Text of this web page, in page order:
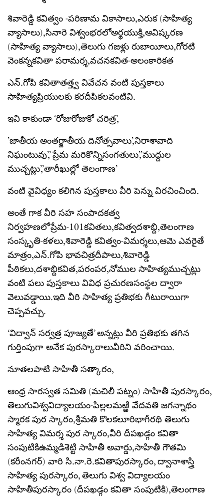
శివారెడ్డి కవిత్వం -పరిణామ వికాసాలు,ఎరుక (సాహిత్య
వ్యాసాలు),సినారె విశ్వంభరలోఅర్థయుక్తి,ఆవిష్కరణ
(సాహిత్య వ్యాసాలు),తెలుగు గజళ్లు రుబాయీలు,గోరటి
వెంకన్నకవితా పరామర్శ,వచనకవిత-అలంకారికత
ఎన్.గోపి కవితాతత్త్వ వివేచన వంటి పుస్తకాలు
సాహిత్యప్రియులకు కరదీపికలవంటివి.
ఇవి కాకుండా ‘రోజురోజుకో చరిత్ర’,
’జాతీయ అంతర్జాతీయ దినోత్సవాలు’,నిరాశావాది
నిఘంటువు’,’ ప్రేమ మరికొన్నిసంగతులు’,’ముద్దుల
ముచ్చట్లు’,’తారీఖుల్లో తెలంగాణ’
వంటి వైవిధ్యం కలిగిన పుస్తకాలు వీరి పెన్ను విరచించింది.
అంతే గాక వీరి సహ సంపాదకత్వ
నిర్వహణలోప్రేమ-101కవితలు,కవిత్వదశాబ్ది,తెలంగాణ
సంస్కృతి-కళలు,శివారెడ్డి కవిత్వం-విమర్శలు,ఆమె ఎవరైతే
మాత్రం,ఎన్.గోపి భావచిత్రదీపాలు,శివారెడ్డి
పీఠికలు,దశాబ్దికవిత,పరంపర,నోముల సాహిత్యముచ్చట్లు
వంటి పలు పుస్తకాలు వివిధ ప్రచురణసంస్థల ద్వారా
వెలువడ్డాయి.ఇది వీరి సాహిత్య ప్రతిభకు గీటురాయిగా
చెప్పవచ్చు.
‘విద్వాన్ సర్వత్ర పూజ్యతే’ అన్నట్లు వీరి ప్రతిభకు తగిన
గుర్తింపుగా అనేక పురస్కారాలువీరిని వరించాయి.
నూతలపాటి సాహితీ సత్కారం,
ఆంధ్ర సారస్వత సమితి (మచిలీ పట్నం) సాహితీ పురస్కారం,
తెలుగువిశ్వవిద్యాలయం-పిల్లలమఱ్ఱి వేదవతి జగన్నాథం
స్మారక పుర స్కారం,శ్రీమతి కొలకలూరిభాగీరథి తెలుగు
సాహిత్య విమర్శ పుర స్కారం,వీరి దీపఖడ్గం కవితా
సంపుటికిఉమ్మడిశెట్టి సాహితీ అవార్డు,సాహితీ గౌతమి
(కరీంనగర్) వారి సి.నా.రె.కవితాపురస్కారం, ద్వానాశాస్త్రి
సాహిత్య పురస్కారం, తెలుగు విశ్వ విద్యాలయం
సాహితీపురస్కారం (దీపఖడ్గం కవితా సంపుటికి),తెలంగాణ